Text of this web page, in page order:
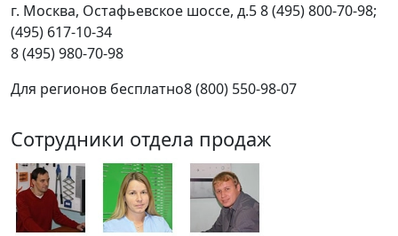
г. Москва, Остафьевское шоссе, д.58 (495) 800-70-98;
(495) 617-10-34
8 (495) 980-70-98
Для регионов бесплатно8 (800) 550-98-07
Сотрудники отдела продаж